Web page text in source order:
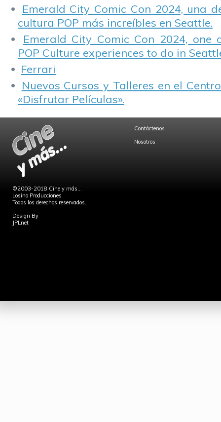
Emerald City Comic Con 2024, una
cultura POP más increíbles en Seattle.
Emerald City Comic Con 2024,
POP Culture experiences to do in
Ferrari
Nuevos Cursos y Talleres en el
«Disfrutar Películas».
©2003-2018 Cine y más...
Losino Producciones
Todos los derechos reservados.
Design By
JPLnet
Contáctenos
Nosotros